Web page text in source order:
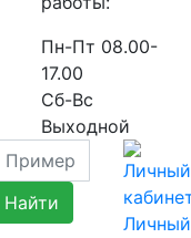
Пн-Пт 08.00-
17.00
Сб-Вс
Выходной
Личный